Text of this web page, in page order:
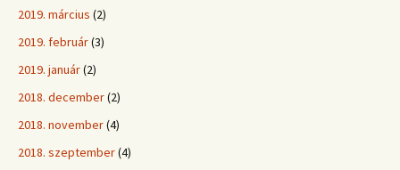
2019. március (2)
2019. február(3)
2019. január(2)
2018. december(2)
2018. november(4)
2018. szeptember(4)